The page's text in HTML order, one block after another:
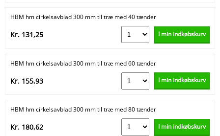
HBM hm cirkelsavblad 300 mm til træ med 40 tænder
Kr. 131,25 I min indkøbskurv
HBM hm cirkelsavblad 300 mm til træ med 60 tænder
Kr. 155,93 I min indkøbskurv
HBM hm cirkelsavblad 300 mm til træ med 80 tænder
Kr. 180,62 I min indkøbskurv